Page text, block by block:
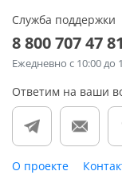
Служба поддержки
8 800 707 47 81
Ежедневно с 10:00
Ответим на ваши
О проекте